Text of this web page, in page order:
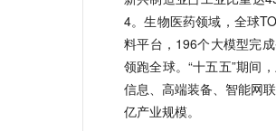
4。生物医药领域，全球
料平台，196个大模型完
领跑全球。“十五五”期间
信息、高端装备、智能网
亿产业规模。